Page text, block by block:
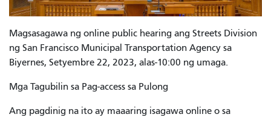
Magsasagawa ng online public hearing ang Streets Division
ng San Francisco Municipal Transportation Agency sa
Biyernes, Setyembre 22, 2023, alas-10:00 ng umaga.
Mga Tagubilin sa Pag-access sa Pulong
Ang pagdinig na ito ay maaaring isagawa online o sa